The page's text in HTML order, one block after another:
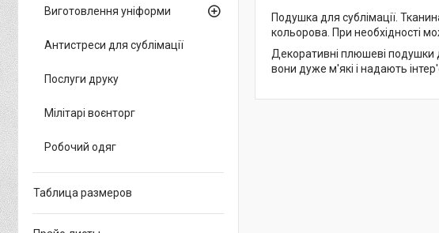
Подушка для сублімації.
кольорова. При необхідності
Декоративні плюшеві подушки
вони дуже м'які і надають
Виготовлення уніформи
Антистреси для сублімації
Послуги друку
Мілітарі воєнторг
Робочий одяг
Таблица размеров